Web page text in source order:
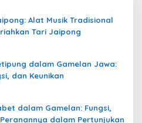
Alat Musik Tradisional
Tari Jaipong
dalam Gamelan Jawa:
dan Keunikan
dalam Gamelan: Fungsi,
dalam Pertunjukan